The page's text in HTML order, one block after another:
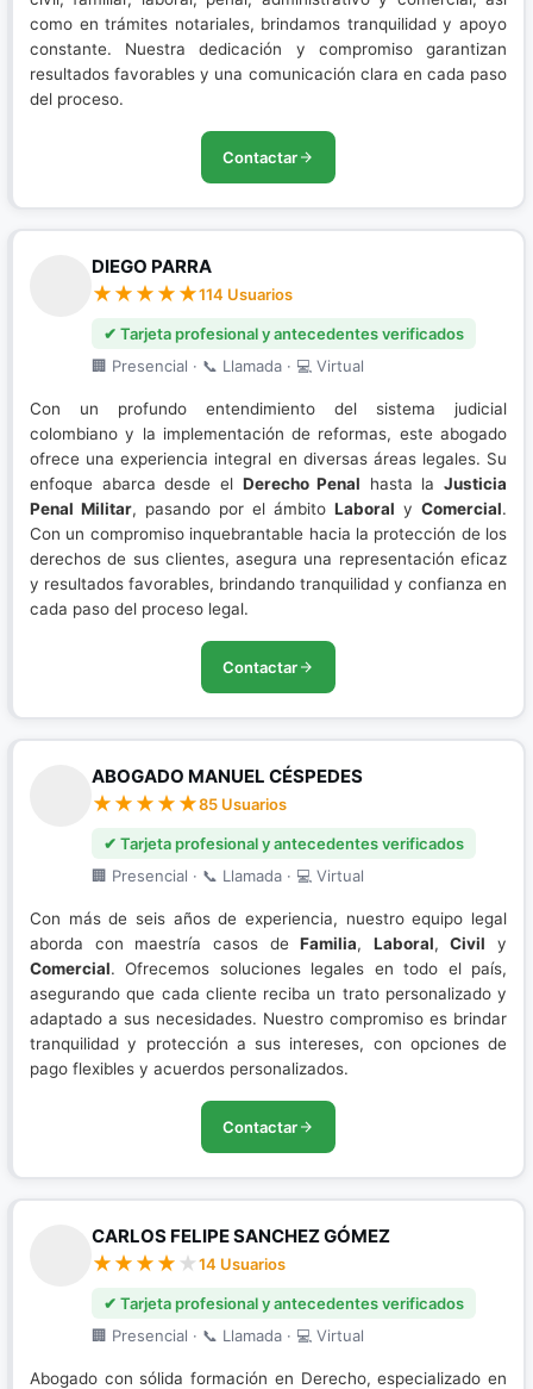
como en trámites notariales, brindamos tranquilidad y apoyo
constante. Nuestra dedicación y compromiso garantizan
resultados favorables y una comunicación clara en cada paso
del proceso.
Contactar
DIEGO PARRA
114 Usuarios
✔ Tarjeta profesional y antecedentes verificados
🏢 Presencial · 📞 Llamada · 💻 Virtual
Con un profundo entendimiento del sistema judicial
colombiano y la implementación de reformas, este abogado
ofrece una experiencia integral en diversas áreas legales. Su
enfoque abarca desde el Derecho Penal hasta la Justicia
Penal Militar, pasando por el ámbito Laboral y Comercial.
Con un compromiso inquebrantable hacia la protección de los
derechos de sus clientes, asegura una representación eficaz
y resultados favorables, brindando tranquilidad y confianza en
cada paso del proceso legal.
Contactar
ABOGADO MANUEL CÉSPEDES
85 Usuarios
✔ Tarjeta profesional y antecedentes verificados
🏢 Presencial · 📞 Llamada · 💻 Virtual
Con más de seis años de experiencia, nuestro equipo legal
aborda con maestría casos deFamilia, Laboral,Civil y
Comercial. Ofrecemos soluciones legales en todo el país,
asegurando que cada cliente reciba un trato personalizado y
adaptado a sus necesidades. Nuestro compromiso es brindar
tranquilidad y protección a sus intereses, con opciones de
pago flexibles y acuerdos personalizados.
Contactar
CARLOS FELIPE SANCHEZ GÓMEZ
14 Usuarios
✔ Tarjeta profesional y antecedentes verificados
🏢 Presencial · 📞 Llamada · 💻 Virtual
Abogado con sólida formación en Derecho, especializado en